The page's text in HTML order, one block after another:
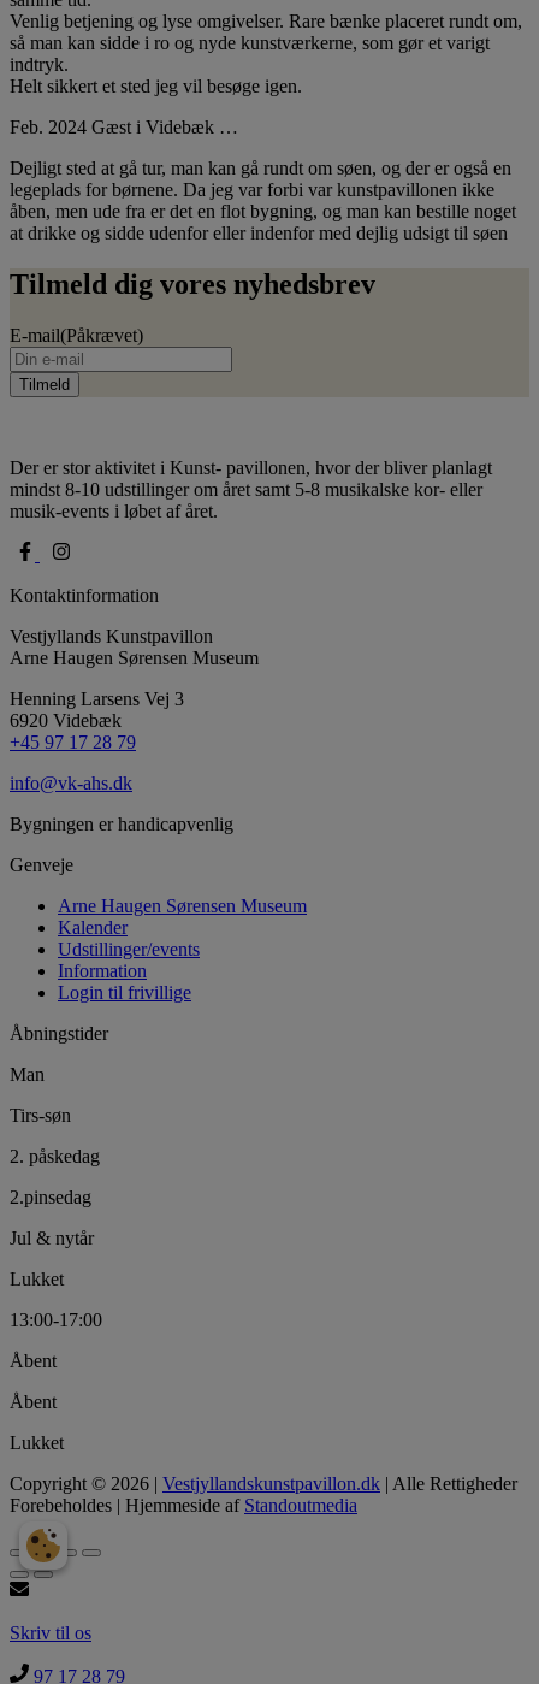
Venlig betjening og lyse omgivelser. Rare bænke placeret rundt om,
så man kan sidde i ro og nyde kunstværkerne, som gør et varigt
indtryk.
Helt sikkert et sted jeg vil besøge igen.
Feb. 2024 Gæst i Videbæk …
Dejligt sted at gå tur, man kan gå rundt om søen, og der er også en
legeplads for børnene. Da jeg var forbi var kunstpavillonen ikke
åben, men ude fra er det en flot bygning, og man kan bestille noget
at drikke og sidde udenfor eller indenfor med dejlig udsigt til søen
Tilmeld dig vores nyhedsbrev
E-mail(Påkrævet)
Der er stor aktivitet i Kunst- pavillonen, hvor der bliver planlagt
mindst 8-10 udstillinger om året samt 5-8 musikalske kor- eller
musik-events i løbet af året.
Kontaktinformation
Vestjyllands Kunstpavillon
Arne Haugen Sørensen Museum
Henning Larsens Vej 3
6920 Videbæk
+45 97 17 28 79
info@vk-ahs.dk
Bygningen er handicapvenlig
Genveje
Arne Haugen Sørensen Museum
Kalender
Udstillinger/events
Information
Login til frivillige
Åbningstider
Man
Tirs-søn
2. påskedag
2.pinsedag
Jul & nytår
Lukket
13:00-17:00
Åbent
Åbent
Lukket
Copyright © 2026 | Vestjyllandskunstpavillon.dk | Alle Rettigheder
Forebeholdes | Hjemmeside af Standoutmedia
Skriv til os
97 17 28 79